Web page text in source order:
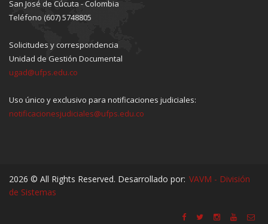
San José de Cúcuta - Colombia
Teléfono (607) 5748805
Solicitudes y correspondencia
Unidad de Gestión Documental
ugad@ufps.edu.co
Uso único y exclusivo para notificaciones judiciales:
notificacionesjudiciales@ufps.edu.co
2026 © All Rights Reserved. Desarrollado por: VAVM - División
de Sistemas